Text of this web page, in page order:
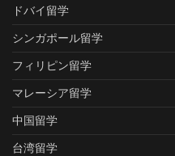
ドバイ留学
シンガポール留学
フィリピン留学
マレーシア留学
中国留学
台湾留学